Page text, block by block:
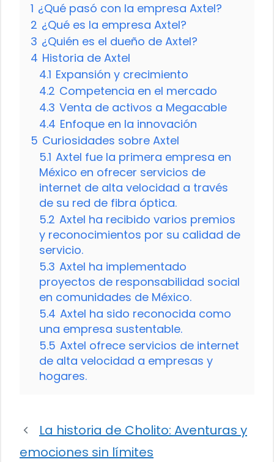
1 ¿Qué pasó con la empresa Axtel?
2 ¿Qué es la empresa Axtel?
3 ¿Quién es el dueño de Axtel?
4 Historia de Axtel
4.1 Expansión y crecimiento
4.2 Competencia en el mercado
4.3 Venta de activos a Megacable
4.4 Enfoque en la innovación
5 Curiosidades sobre Axtel
5.1 Axtel fue la primera empresa en
México en ofrecer servicios de
internet de alta velocidad a través
de su red de fibra óptica.
5.2 Axtel ha recibido varios premios
y reconocimientos por su calidad de
servicio.
5.3 Axtel ha implementado
proyectos de responsabilidad social
en comunidades de México.
5.4 Axtel ha sido reconocida como
una empresa sustentable.
5.5 Axtel ofrece servicios de internet
de alta velocidad a empresas y
hogares.
La historia de Cholito: Aventuras y
emociones sin límites